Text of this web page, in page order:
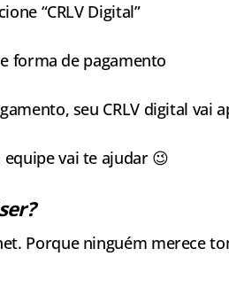
“CRLV Digital”
forma de pagamento
seu CRLV digital vai
vai te ajudar 😉
Porque ninguém merece